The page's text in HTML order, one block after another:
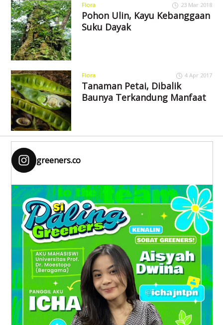
Flora 23 Mar 2018
Pohon Ulin, Kayu Kebanggaan
Suku Dayak
Flora 4 Apr 2017
Tanaman Petai, Dibalik
Baunya Terkandung Manfaat
greeners.co